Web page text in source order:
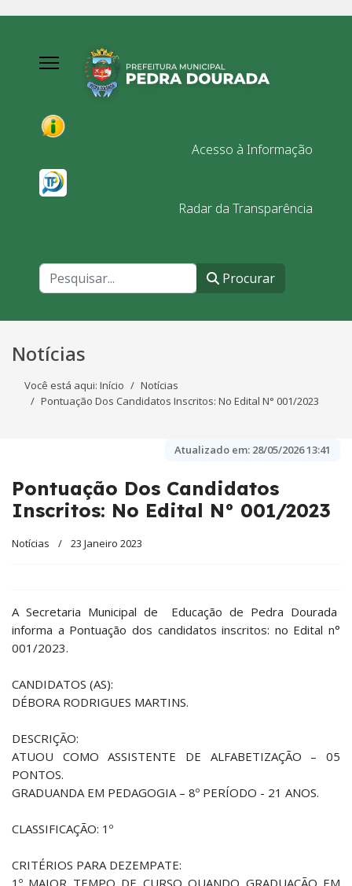
Acesso à Informação
Radar da Transparência
Procurar
Notícias
Você está aqui: Início
Notícias
Pontuação Dos Candidatos Inscritos: No Edital N° 001/2023
Atualizado em: 28/05/2026 13:41
Pontuação Dos Candidatos
Inscritos: No Edital N° 001/2023
Notícias 23 Janeiro 2023
A Secretaria Municipal de Educação de Pedra Dourada
informa a Pontuação dos candidatos inscritos: no Edital n°
001/2023.
CANDIDATOS (AS):
DÉBORA RODRIGUES MARTINS.
DESCRIÇÃO:
ATUOU COMO ASSISTENTE DE ALFABETIZAÇÃO – 05
PONTOS.
GRADUANDA EM PEDAGOGIA – 8º PERÍODO - 21 ANOS.
CLASSIFICAÇÃO: 1º
CRITÉRIOS PARA DEZEMPATE: